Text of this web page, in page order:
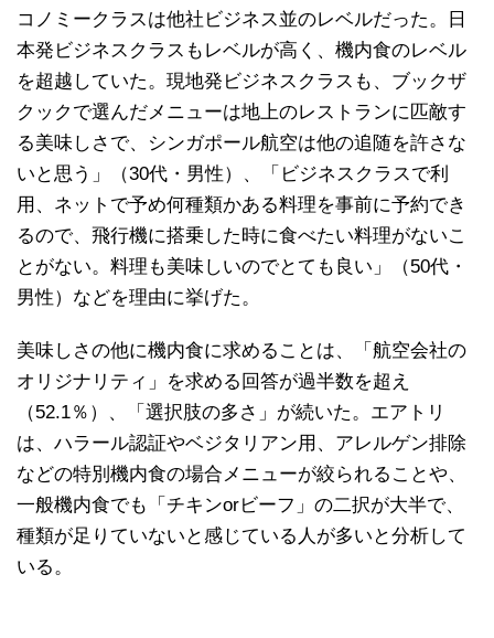
コノミークラスは他社ビジネス並のレベルだった。日
本発ビジネスクラスもレベルが高く、機内食のレベル
を超越していた。現地発ビジネスクラスも、ブックザ
クックで選んだメニューは地上のレストランに匹敵す
る美味しさで、シンガポール航空は他の追随を許さな
いと思う」（30代・男性）、「ビジネスクラスで利
用、ネットで予め何種類かある料理を事前に予約でき
るので、飛行機に搭乗した時に食べたい料理がないこ
とがない。料理も美味しいのでとても良い」（50代・
男性）などを理由に挙げた。
美味しさの他に機内食に求めることは、「航空会社の
オリジナリティ」を求める回答が過半数を超え
（52.1％）、「選択肢の多さ」が続いた。エアトリ
は、ハラール認証やベジタリアン用、アレルゲン排除
などの特別機内食の場合メニューが絞られることや、
一般機内食でも「チキンorビーフ」の二択が大半で、
種類が足りていないと感じている人が多いと分析して
いる。